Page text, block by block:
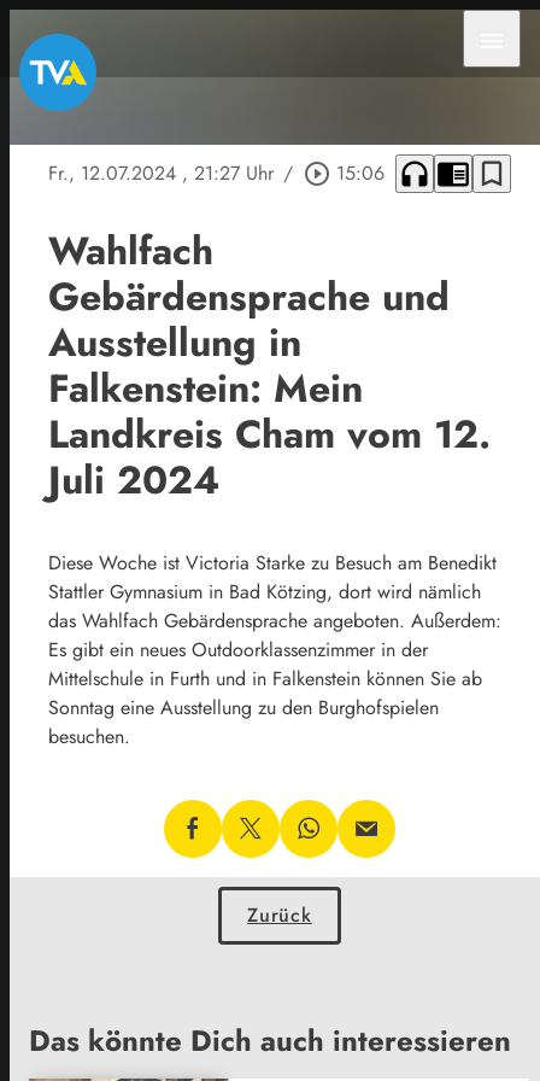
Fr., 12.07.2024 , 21:27 Uhr / play_circle_outline 15:06 headphones chrome_reader_mode bookmark_border
Wahlfach
Gebärdensprache und
Ausstellung in
Falkenstein: Mein
Landkreis Cham vom 12.
Juli 2024
Diese Woche ist Victoria Starke zu Besuch am Benedikt
Stattler Gymnasium in Bad Kötzing, dort wird nämlich
das Wahlfach Gebärdensprache angeboten. Außerdem:
Es gibt ein neues Outdoorklassenzimmer in der
Mittelschule in Furth und in Falkenstein können Sie ab
Sonntag eine Ausstellung zu den Burghofspielen
besuchen.
Zurück
Das könnte Dich auch interessieren